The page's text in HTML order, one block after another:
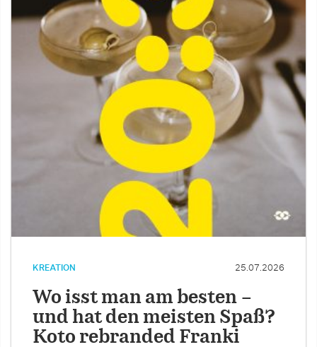
KREATION 25.07.2026
Wo isst man am besten –
und hat den meisten Spaß?
Koto rebranded Franki